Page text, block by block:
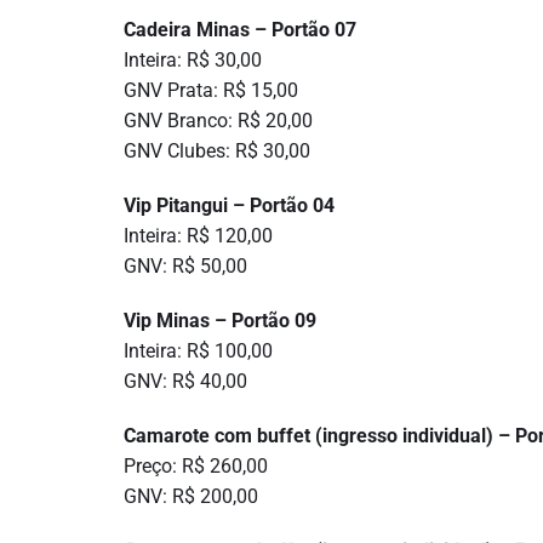
Cadeira Minas – Portão 07
Inteira: R$ 30,00
GNV Prata: R$ 15,00
GNV Branco: R$ 20,00
GNV Clubes: R$ 30,00
Vip Pitangui – Portão 04
Inteira: R$ 120,00
GNV: R$ 50,00
Vip Minas – Portão 09
Inteira: R$ 100,00
GNV: R$ 40,00
Camarote com buffet (ingresso individual) –
Preço: R$ 260,00
GNV: R$ 200,00